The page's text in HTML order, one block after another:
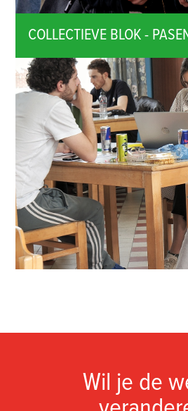
COLLECTIEVE BLOK -
Wil je de